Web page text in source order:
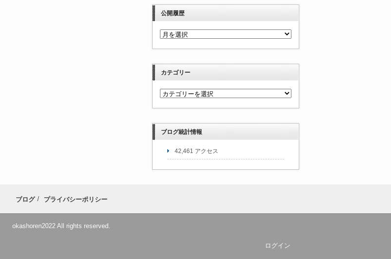
公開履歴
カテゴリー
ブログ統計情報
42,461 アクセス
ブログ プライバシーポリシー
okashoren2022 All rights reserved.
ログイン